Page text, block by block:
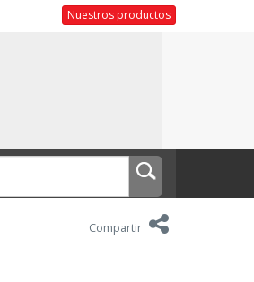
Nuestros productos
Compartir